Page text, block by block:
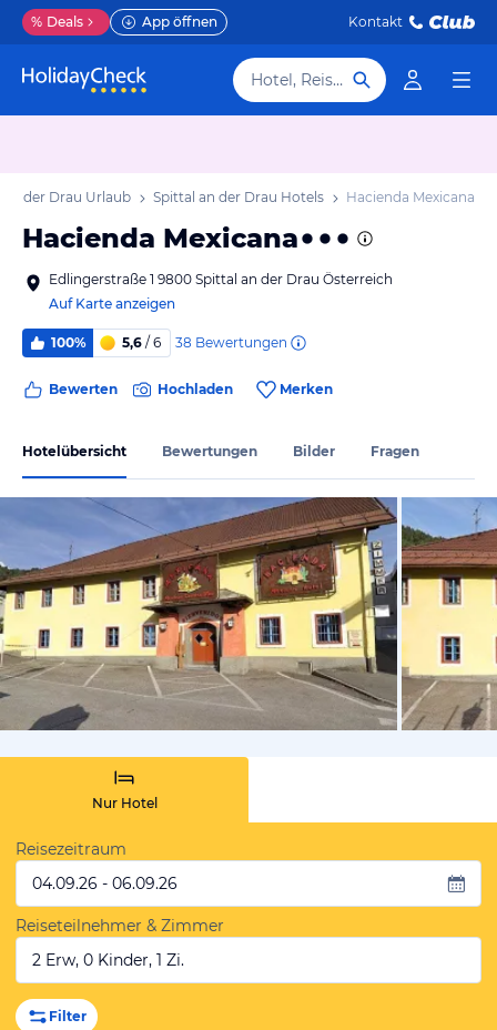
% Deals App öffnen Kontakt
Hotel, Reiseziel
an der Drau Urlaub Spittal an der Drau Hotels Hacienda Mexicana
Hacienda Mexicana
Edlingerstraße 1 9800 Spittal an der Drau Österreich
Auf Karte anzeigen
100% 5,6 / 6 38 Bewertungen
Bewerten Hochladen Merken
Hotelübersicht Bewertungen Bilder Fragen
vom
Nur Hotel
Reisezeitraum
04.09.26 - 06.09.26
Reiseteilnehmer & Zimmer
2 Erw, 0 Kinder, 1 Zi.
Filter